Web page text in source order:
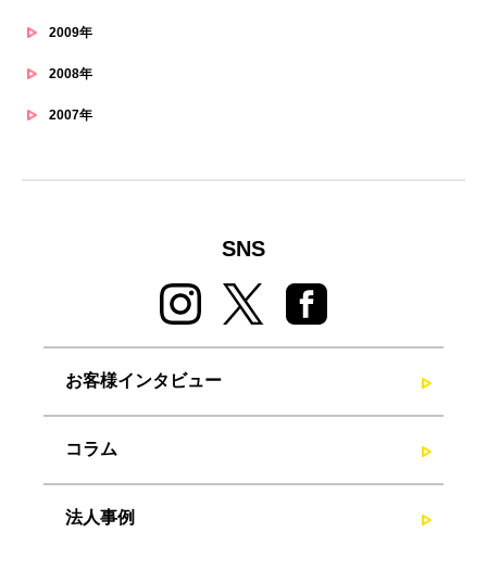
2009年
2008年
2007年
SNS
お客様インタビュー
コラム
法人事例